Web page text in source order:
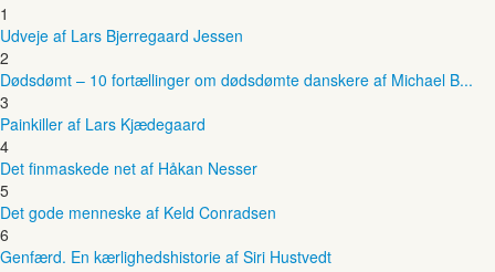
1
Udveje af Lars Bjerregaard Jessen
2
Dødsdømt – 10 fortællinger om dødsdømte danskere af Michael B...
3
Painkiller af Lars Kjædegaard
4
Det finmaskede net af Håkan Nesser
5
Det gode menneske af Keld Conradsen
6
Genfærd. En kærlighedshistorie af Siri Hustvedt